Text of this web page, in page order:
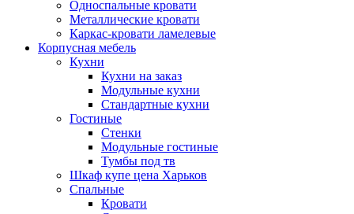
Односпальные кровати
Металлические кровати
Каркас-кровати ламелевые
Корпусная мебель
Кухни
Кухни на заказ
Модульные кухни
Стандартные кухни
Гостиные
Стенки
Модульные гостиные
Тумбы под тв
Шкаф купе цена Харьков
Спальные
Кровати